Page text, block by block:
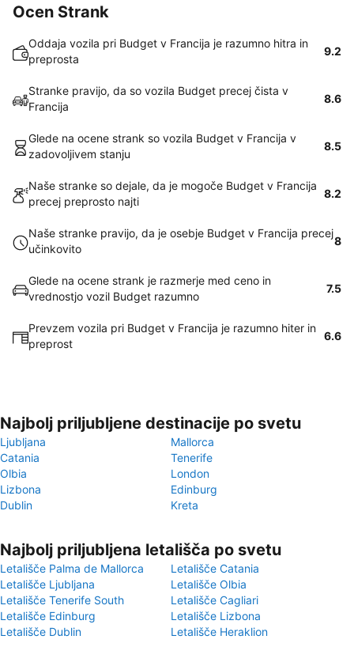
Ocen Strank
Oddaja vozila pri Budget v Francija je razumno hitra in
preprosta
9.2
Stranke pravijo, da so vozila Budget precej čista v
Francija
8.6
Glede na ocene strank so vozila Budget v Francija v
zadovoljivem stanju
8.5
Naše stranke so dejale, da je mogoče Budget v Francija
precej preprosto najti
8.2
Naše stranke pravijo, da je osebje Budget v Francija precej
učinkovito
8
Glede na ocene strank je razmerje med ceno in
vrednostjo vozil Budget razumno
7.5
Prevzem vozila pri Budget v Francija je razumno hiter in
preprost
6.6
Najbolj priljubljene destinacije po svetu
Ljubljana
Mallorca
Catania
Tenerife
Olbia
London
Lizbona
Edinburg
Dublin
Kreta
Najbolj priljubljena letališča po svetu
Letališče Palma de Mallorca
Letališče Catania
Letališče Ljubljana
Letališče Olbia
Letališče Tenerife South
Letališče Cagliari
Letališče Edinburg
Letališče Lizbona
Letališče Dublin
Letališče Heraklion